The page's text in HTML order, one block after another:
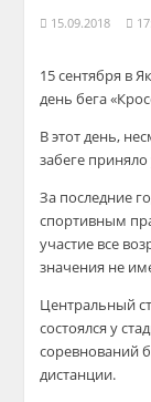
15.09.2018
15 сентября в
день бега
В этот день,
забеге
За последние
спортивным
участие все
значения не
Центральный
состоялся у
соревнований
дистанции.